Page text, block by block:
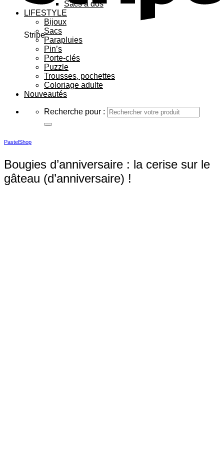
Stripe
Sacs à dos
LIFESTYLE
Bijoux
Sacs
Parapluies
Pin’s
Porte-clés
Puzzle
Trousses, pochettes
Coloriage adulte
Nouveautés
Recherche pour :
PastelShop
Bougies d’anniversaire : la cerise sur le
gâteau (d’anniversaire) !